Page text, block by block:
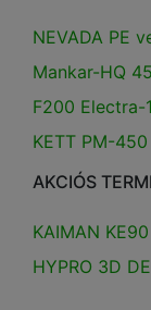
NEVADA PE
Mankar-HQ
F200 Electra-
KETT PM-
AKCIÓS
KAIMAN
HYPRO 3D